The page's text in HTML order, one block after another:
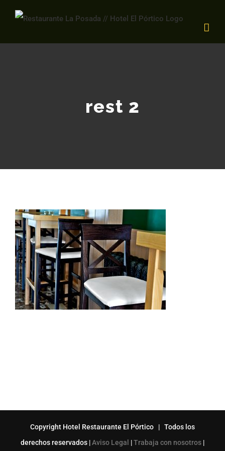
Saltar
contenido
rest 2
Copyright Hotel Restaurante El Pórtico | Todos los
derechos reservados |Aviso Legal |Trabaja con nosotros |